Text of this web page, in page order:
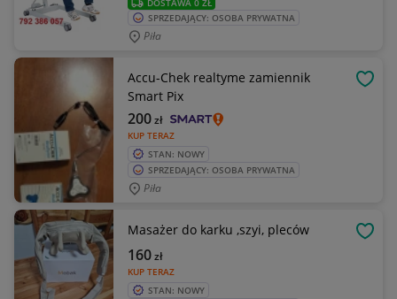
DOSTAWA 0 ZŁ
SPRZEDAJĄCY: OSOBA PRYWATNA
Piła
Accu-Chek realtyme zamiennik
Smart Pix
KUP TERAZ
200zł
STAN: NOWY
SPRZEDAJĄCY: OSOBA PRYWATNA
Piła
Masażer do karku ,szyi, pleców
KUP TERAZ
160zł
STAN: NOWY